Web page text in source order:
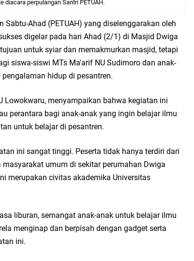
diacara perpulangan Santri PETUAH.
Sabtu-Ahad (PETUAH) yang diselenggarakan oleh
digelar pada hari Ahad (2/1) di Masjid Dwiga
untuk syiar dan memakmurkan masjid, tetapi
siswa-siswi MTs Ma'arif NU Sudimoro dan anak-
hidup di pesantren.
Lowokwaru, menyampaikan bahwa kegiatan ini
perantara bagi anak-anak yang ingin belajar ilmu
untuk belajar di pesantren.
ini sangat tinggi. Peserta tidak hanya terdiri dari
umum di sekitar perumahan Dwiga
merupakan civitas akademika Universitas
liburan, semangat anak-anak untuk belajar ilmu
menginap dan berpisah dengan gadget serta
ini.